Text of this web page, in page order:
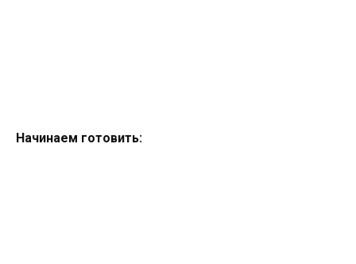
Начинаем готовить: